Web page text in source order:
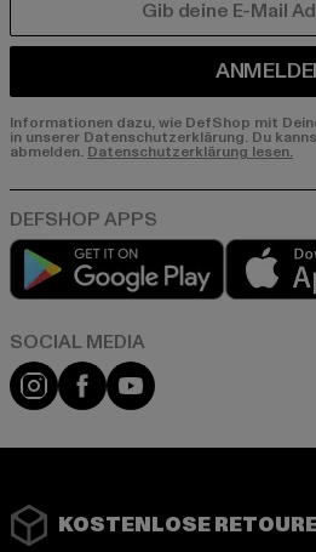
Informationen dazu, wie DefShop mit
in unserer Datenschutzerklärung. Du
abmelden. Datenschutzerklärung lesen.
Play
Instagram
FacebookYouTube
KOSTENLOSE